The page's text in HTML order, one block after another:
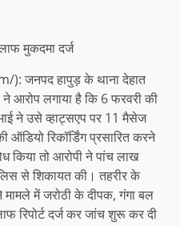
मुकदमा दर्ज
जनपद हापुड़ के थाना देहात
आरोप लगाया है कि 6 फरवरी की
ने उसे व्हाट्सएप पर 11 मैसेज
ऑडियो रिकॉर्डिंग प्रसारित करने
किया तो आरोपी ने पांच लाख
से शिकायत की। तहरीर के
मामले में जरोठी के दीपक, गंगा बल
रिपोर्ट दर्ज कर जांच शुरू कर दी